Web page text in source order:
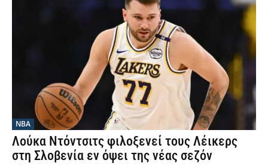
NBA
Λούκα Ντόντσιτς φιλοξενεί τους Λέικερς
στη Σλοβενία εν όψει της νέας σεζόν